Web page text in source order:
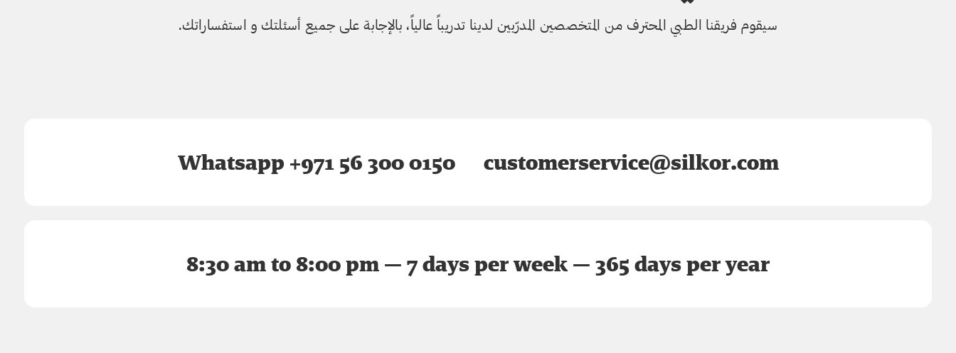
سيقوم فريقنا الطبي المحترف من المتخصصين المدرّبين لدينا تدريباً عالياً، بالإجابة على جميع أسئلتك و استفساراتك.
Whatsapp +971 56 300 0150 customerservice@silkor.com
8:30 am to 8:00 pm — 7 days per week — 365 days per year